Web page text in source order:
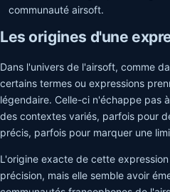
communauté airsoft.
Les origines d'une
Dans l'univers de l'airsoft, comme
certains termes ou expressions
légendaire. Celle-ci n'échappe pas
des contextes variés, parfois pour
précis, parfois pour marquer une
L'origine exacte de cette
précision, mais elle semble avoir